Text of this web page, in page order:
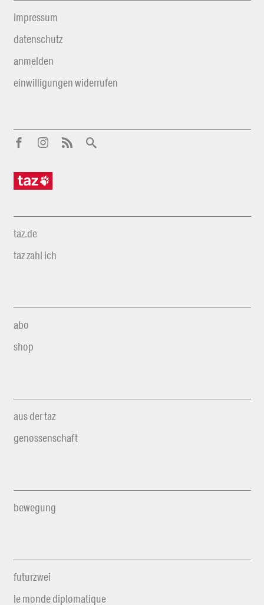
impressum
datenschutz
anmelden
einwilligungen widerrufen
taz.de
taz zahl ich
abo
shop
aus der taz
genossenschaft
bewegung
futurzwei
le monde diplomatique